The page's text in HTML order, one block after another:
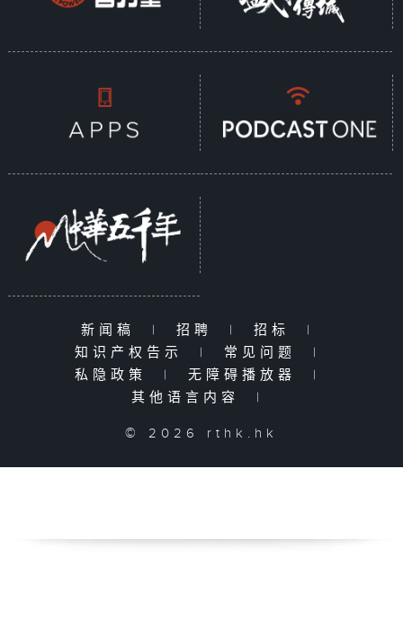
新闻稿 | 招聘 | 招标
|
知识产权告示
| 常见问题
|
私隐政策
| 无障碍播放器
|
其他语言内容
|
© 2026 rthk.hk